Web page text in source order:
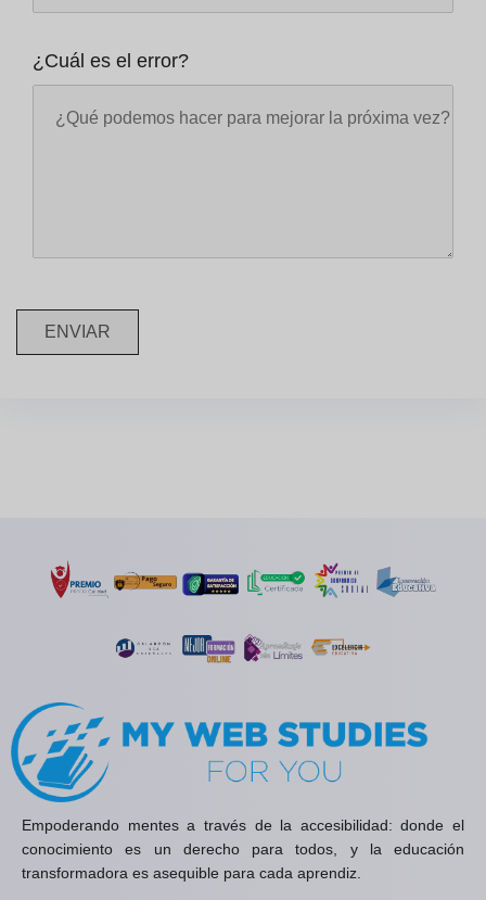
¿Cuál es el error?
ENVIAR
Empoderando mentes a través de la accesibilidad: donde el
conocimiento es un derecho para todos, y la educación
transformadora es asequible para cada aprendiz.